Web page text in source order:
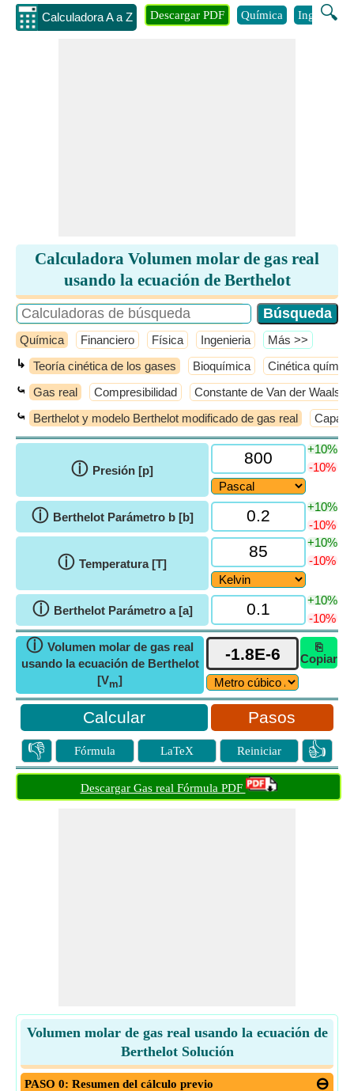
Calculadora A a Z 🔍
Descargar PDF Química Ingenieria
Calculadora Volumen molar de gas real
usando la ecuación de Berthelot
Química Financiero Física Ingenieria ​Más >>
↳ Teoría cinética de los gases Bioquímica Cinética química
⤿ Gas real Compresibilidad Constante de Van der Waals
⤿ Berthelot y modelo Berthelot modificado de gas real
ⓘ Presión [p]
+10%
-10%
ⓘ Berthelot Parámetro b [b]
+10%
-10%
ⓘ Temperatura [T]
+10%
-10%
ⓘ Berthelot Parámetro a [a]
+10%
-10%
ⓘ Volumen molar de gas real
usando la ecuación de Berthelot
[Vm]
⎘
Copiar
Pasos
👎 Fórmula LaTeX Reiniciar 👍
Descargar Gas real Fórmula PDF
Volumen molar de gas real usando la ecuación de
Berthelot Solución
PASO 0: Resumen del cálculo previo